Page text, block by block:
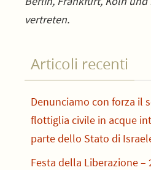
vertreten.
Articoli recenti
Denunciamo con forza il
flottiglia civile in acque
parte dello Stato di
Festa della Liberazione –